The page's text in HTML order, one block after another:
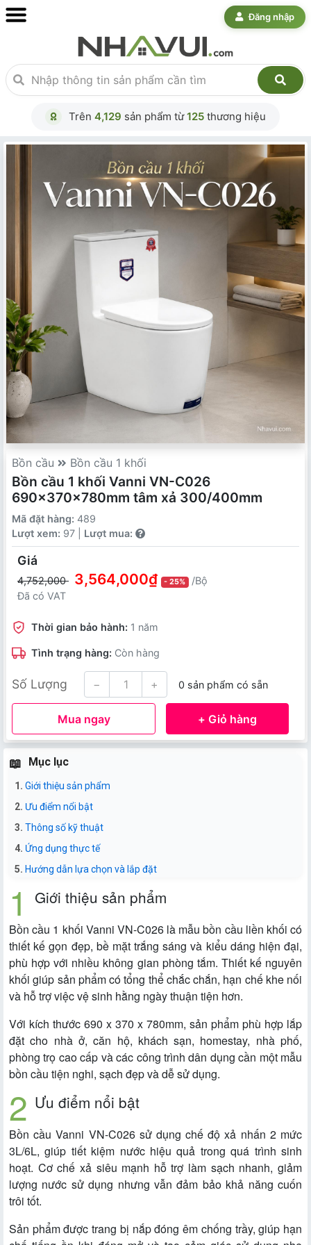
Đăng nhập
Trên 4,129 sản phẩm từ125 thương hiệu
Bồn cầu Bồn cầu 1 khối
Bồn cầu 1 khối Vanni VN-C026
690x370x780mm tâm xả 300/400mm
Mã đặt hàng: 489
Lượt xem: 97 | Lượt mua:
Giá
4,752,000 3,564,000₫ - 25%
/Bộ
Đã có VAT
Thời gian bảo hành: 1 năm
Tình trạng hàng: Còn hàng
Số Lượng − + 0 sản phẩm có sẵn
Mua ngay + Giỏ hàng
Mục lục
Giới thiệu sản phẩm
Ưu điểm nổi bật
Thông số kỹ thuật
Ứng dụng thực tế
Hướng dẫn lựa chọn và lắp đặt
Giới thiệu sản phẩm
Bồn cầu 1 khối Vanni VN-C026 là mẫu bồn cầu liền khối có
thiết kế gọn đẹp, bề mặt trắng sáng và kiểu dáng hiện đại,
phù hợp với nhiều không gian phòng tắm. Thiết kế nguyên
khối giúp sản phẩm có tổng thể chắc chắn, hạn chế khe nối
và hỗ trợ việc vệ sinh hằng ngày thuận tiện hơn.
Với kích thước 690 x 370 x 780mm, sản phẩm phù hợp lắp
đặt cho nhà ở, căn hộ, khách sạn, homestay, nhà phố,
phòng trọ cao cấp và các công trình dân dụng cần một mẫu
bồn cầu tiện nghi, sạch đẹp và dễ sử dụng.
Ưu điểm nổi bật
Bồn cầu Vanni VN-C026 sử dụng chế độ xả nhấn 2 mức
3L/6L, giúp tiết kiệm nước hiệu quả trong quá trình sinh
hoạt. Cơ chế xả siêu mạnh hỗ trợ làm sạch nhanh, giảm
lượng nước sử dụng nhưng vẫn đảm bảo khả năng cuốn
trôi tốt.
Sản phẩm được trang bị nắp đóng êm chống trầy, giúp hạn